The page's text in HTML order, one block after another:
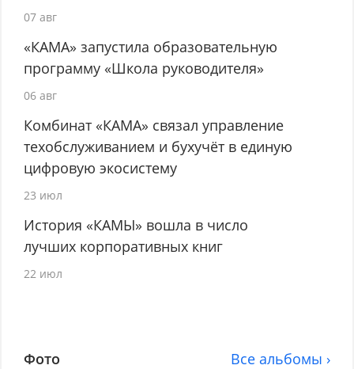
07 авг
«КАМА» запустила образовательную
программу «Школа руководителя»
06 авг
Комбинат «КАМА» связал управление
техобслуживанием и бухучёт в единую
цифровую экосистему
23 июл
История «КАМЫ» вошла в число
лучших корпоративных книг
22 июл
Фото Все альбомы ›